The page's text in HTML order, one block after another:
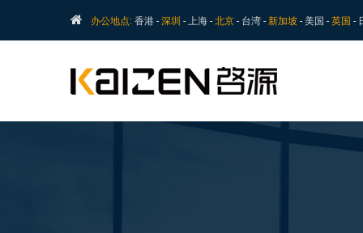
办公地点: 香港 - 深圳 - 上海 - 北京 - 台湾 - 新加坡 - 美国 - 英国 -